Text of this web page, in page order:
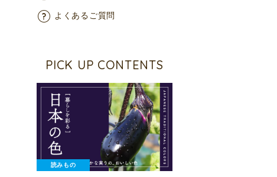
よくあるご質問
PICK UP CONTENTS
読みもの